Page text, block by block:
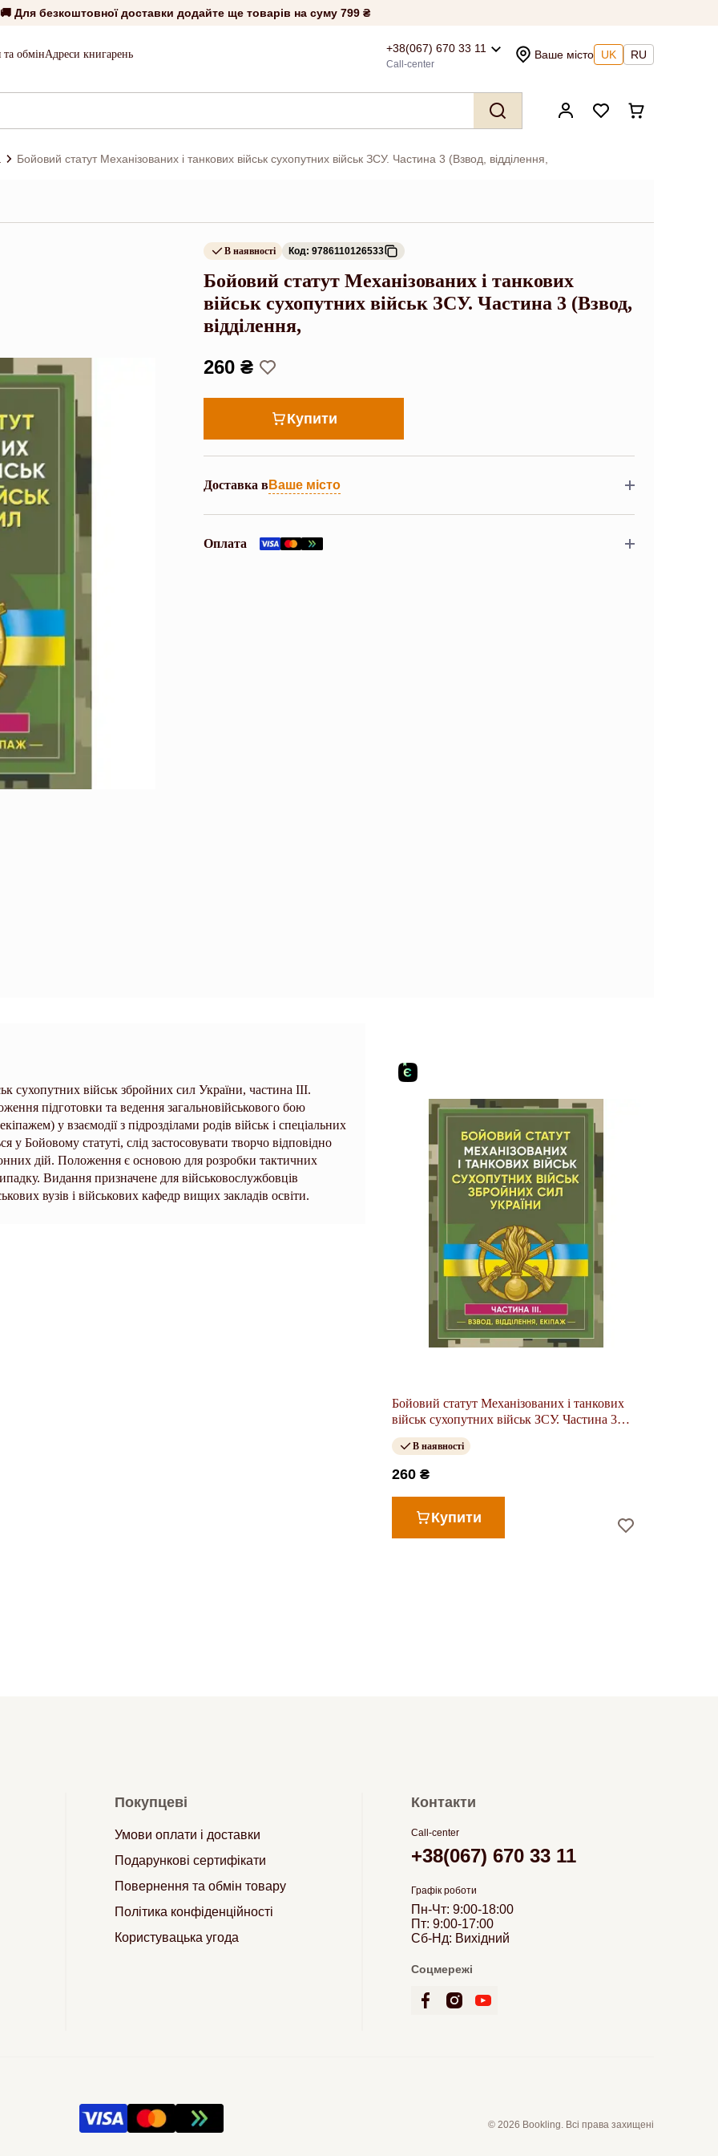
🚚 Для безкоштовної доставки додайте ще товарів на суму 799 ₴
обмінАдреси книгарень +38(067) 670 33 11
Call-center
Ваше місто UK RU
Бойовий статут Механізованих і танкових військ сухопутних військ ЗСУ. Частина 3 (Взвод, відділення,
В наявності Код: 9786110126533
Бойовий статут Механізованих і танкових
військ сухопутних військ ЗСУ. Частина 3 (Взвод,
відділення,
260 ₴
Купити
Доставка вВаше місто
Оплата
сухопутних військ збройних сил України, частина III.
підготовки та ведення загальновійськового бою
у взаємодії з підрозділами родів військ і спеціальних
у Бойовому статуті, слід застосовувати творчо відповідно
дій. Положення є основою для розробки тактичних
Видання призначене для військовослужбовців
вузів і військових кафедр вищих закладів освіти.
Бойовий статут Механізованих і танкових
військ сухопутних військ ЗСУ. Частина 3
(Взвод, відділення,
В наявності
260 ₴
Купити
Покупцеві
Умови оплати і доставки
Подарункові сертифікати
Повернення та обмін товару
Політика конфіденційності
Користувацька угода
Контакти
Call-center
+38(067) 670 33 11
Графік роботи
Пн-Чт: 9:00-18:00
Пт: 9:00-17:00
Сб-Нд: Вихідний
Соцмережі
© 2026 Bookling. Всі права захищені